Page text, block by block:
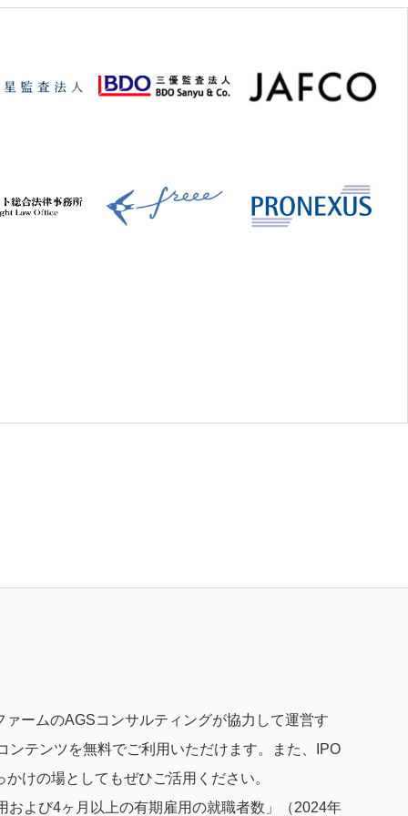
ームのAGSコンサルティングが協力して運営す
テンツを無料でご利用いただけます。また、IPO
けの場としてもぜひご活用ください。
よび4ヶ月以上の有期雇用の就職者数」（2024年